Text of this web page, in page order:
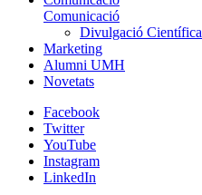
Comunicació
Divulgació Científica
Marketing
Alumni UMH
Novetats
Facebook
Twitter
YouTube
Instagram
LinkedIn